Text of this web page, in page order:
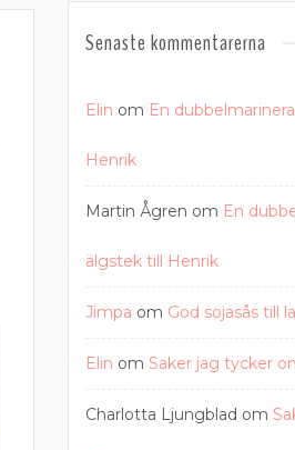
Senaste kommentarerna
Elin om En
Henrik
Martin Ågren om En
älgstek till Henrik
Jimpa om God sojasås till
Elin om Saker jag tycker
Charlotta Ljungblad om